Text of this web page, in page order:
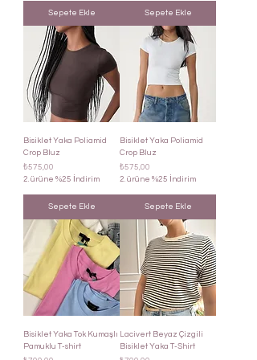
Sepete Ekle Sepete Ekle
Bisiklet Yaka Poliamid
Crop Bluz
Fiyat
₺575,00
2. ürüne %25 İndirim
Sepete Ekle
Bisiklet Yaka Poliamid
Crop Bluz
Fiyat
₺575,00
2. ürüne %25 İndirim
Sepete Ekle
Bisiklet Yaka Tok Kumaşlı
Pamuklu T-shirt
Lacivert Beyaz Çizgili
Bisiklet Yaka T-Shirt